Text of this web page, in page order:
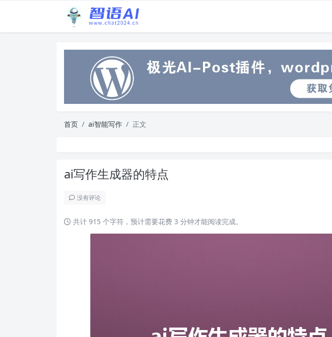
首页 ai智能写作 正文
ai写作生成器的特点
没有评论
共计 915 个字符，预计需要花费 3 分钟才能阅读完成。